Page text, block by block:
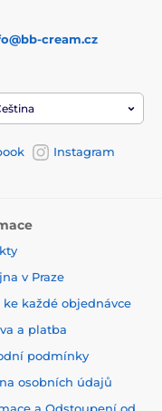
cream.cz
Instagram
v Praze
ke každé objednávce
a platba
podmínky
osobních údajů
a Odstoupení od